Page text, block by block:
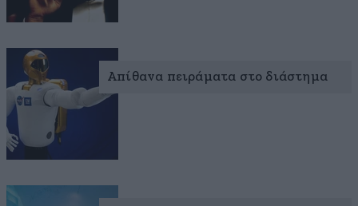
Απίθανα πειράματα στο διάστημα